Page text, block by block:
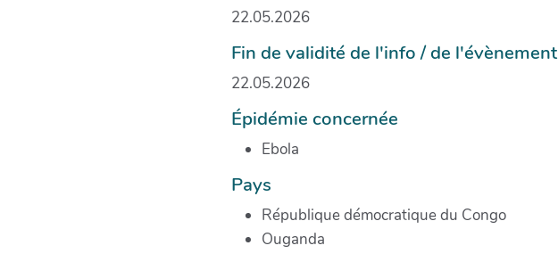
22.05.2026
Fin de validité de l'info / de l'évènement
22.05.2026
Épidémie concernée
Ebola
Pays
République démocratique du Congo
Ouganda